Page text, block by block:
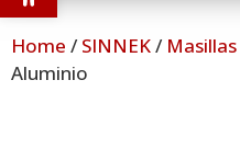
Home / SINNEK/ Masillas
Aluminio